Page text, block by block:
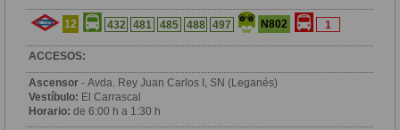
12 432 481 485 488 497 N802 1
ACCESOS:
Ascensor - Avda. Rey Juan Carlos I, SN (Leganés)
Vestíbulo: El Carrascal
Horario: de 6:00 h a 1:30 h